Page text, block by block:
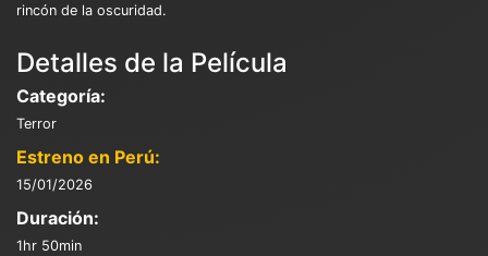
rincón de la oscuridad.
Detalles de la Película
Categoría:
Terror
Estreno en Perú:
15/01/2026
Duración:
1hr 50min